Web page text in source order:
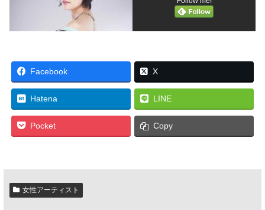
Facebook X
Hatena LINE
Pocket Copy
女性アーティスト